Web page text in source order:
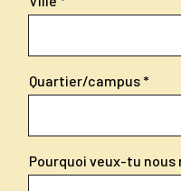
Quartier/campus
Pourquoi veux-tu nous